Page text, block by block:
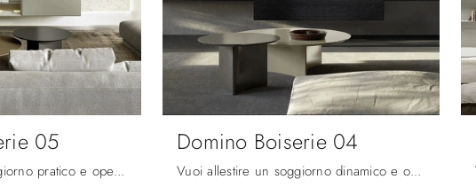
05
Vuoi allestire un soggiorno pratico e operativo? Ti presentiamo la parete attrezzata Domino Boiserie 05 Sangiacomo dalle linee decise moderne.
Domino Boiserie 04
Vuoi allestire un soggiorno dinamico e operativo? Ti presentiamo la parete attrezzata Domino Boiserie 04 Sangiacomo dalle linee decise moderne.